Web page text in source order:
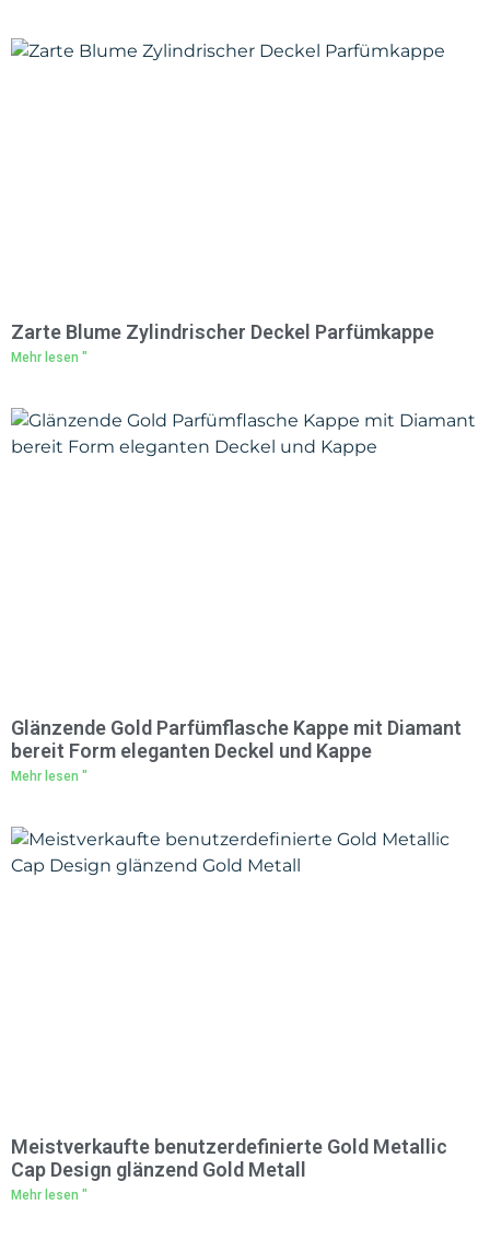
Zarte Blume Zylindrischer Deckel Parfümkappe
Mehr lesen "
Glänzende Gold Parfümflasche Kappe mit Diamant
bereit Form eleganten Deckel und Kappe
Mehr lesen "
Meistverkaufte benutzerdefinierte Gold Metallic
Cap Design glänzend Gold Metall
Mehr lesen "